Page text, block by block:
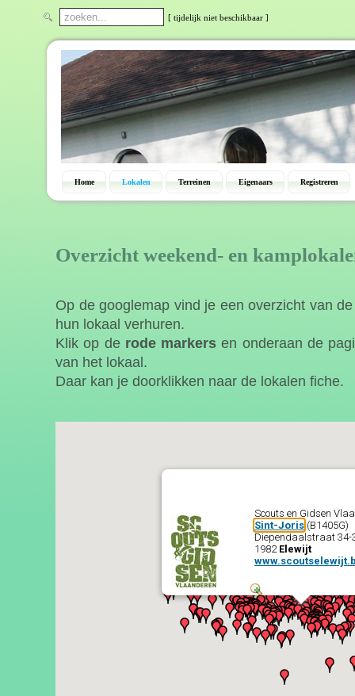
[ tijdelijk niet beschikbaar ]
Home Lokalen Terreinen Eigenaars Registreren
Overzicht weekend- en
Op de googlemap vind je een overzicht van
hun lokaal verhuren.
Klik op de rode markers en onderaan de
van het lokaal.
Daar kan je doorklikken naar de lokalen fiche.
Scouts en Gidsen
Sint-Joris (B1405G)
Diependaalstraat 34-
1982 Elewijt